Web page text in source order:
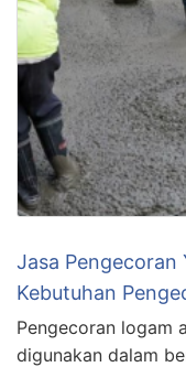
Jasa Pengecoran
Kebutuhan
Pengecoran logam
digunakan dalam